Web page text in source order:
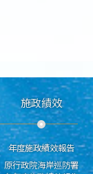
施政績效
年度施政績效報告
原行政院海岸巡防署